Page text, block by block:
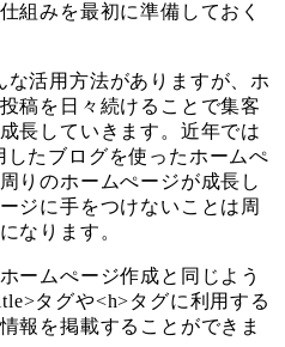
組みを最初に準備しておく
な活用方法がありますが、ホ
稿を日々続けることで集客
長していきます。近年では
したブログを使ったホームぺ
りのホームぺージが成長し
ジに手をつけないことは周
なります。
ームぺージ作成と同じよう
タグや<h>タグに利用する
報を掲載することができま